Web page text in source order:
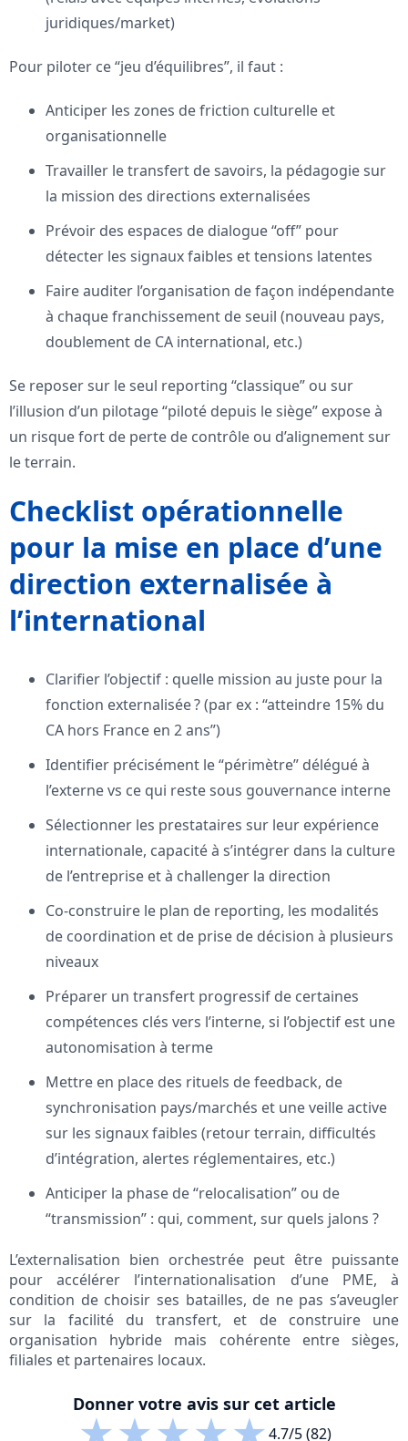
juridiques/market)
Pour piloter ce “jeu d’équilibres”, il faut :
Anticiper les zones de friction culturelle et
organisationnelle
Travailler le transfert de savoirs, la pédagogie sur
la mission des directions externalisées
Prévoir des espaces de dialogue “off” pour
détecter les signaux faibles et tensions latentes
Faire auditer l’organisation de façon indépendante
à chaque franchissement de seuil (nouveau pays,
doublement de CA international, etc.)
Se reposer sur le seul reporting “classique” ou sur
l’illusion d’un pilotage “piloté depuis le siège” expose à
un risque fort de perte de contrôle ou d’alignement sur
le terrain.
Checklist opérationnelle
pour la mise en place d’une
direction externalisée à
l’international
Clarifier l’objectif : quelle mission au juste pour la
fonction externalisée ? (par ex : “atteindre 15% du
CA hors France en 2 ans”)
Identifier précisément le “périmètre” délégué à
l’externe vs ce qui reste sous gouvernance interne
Sélectionner les prestataires sur leur expérience
internationale, capacité à s’intégrer dans la culture
de l’entreprise et à challenger la direction
Co-construire le plan de reporting, les modalités
de coordination et de prise de décision à plusieurs
niveaux
Préparer un transfert progressif de certaines
compétences clés vers l’interne, si l’objectif est une
autonomisation à terme
Mettre en place des rituels de feedback, de
synchronisation pays/marchés et une veille active
sur les signaux faibles (retour terrain, difficultés
d’intégration, alertes réglementaires, etc.)
Anticiper la phase de “relocalisation” ou de
“transmission” : qui, comment, sur quels jalons ?
L’externalisation bien orchestrée peut être puissante
pour accélérer l’internationalisation d’une PME, à
condition de choisir ses batailles, de ne pas s’aveugler
sur la facilité du transfert, et de construire une
organisation hybride mais cohérente entre sièges,
filiales et partenaires locaux.
Donner votre avis sur cet article
4.7/5 (82)